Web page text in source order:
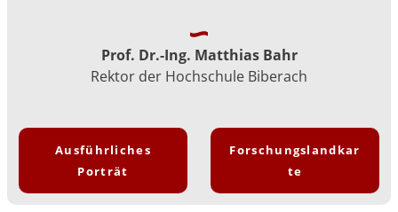
Prof. Dr.-Ing. Matthias Bahr
Rektor der Hochschule Biberach
Ausführliches
Porträt
Forschungslandkar
te